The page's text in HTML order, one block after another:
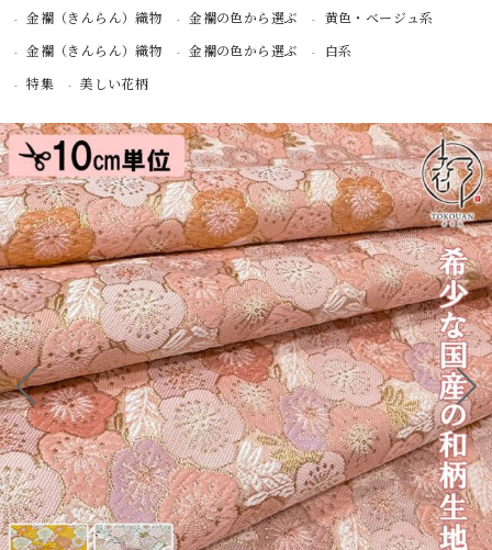
金襴（きんらん）織物
金襴の色から選ぶ
黄色・ベージュ系
金襴（きんらん）織物
金襴の色から選ぶ
白系
特集
美しい花柄